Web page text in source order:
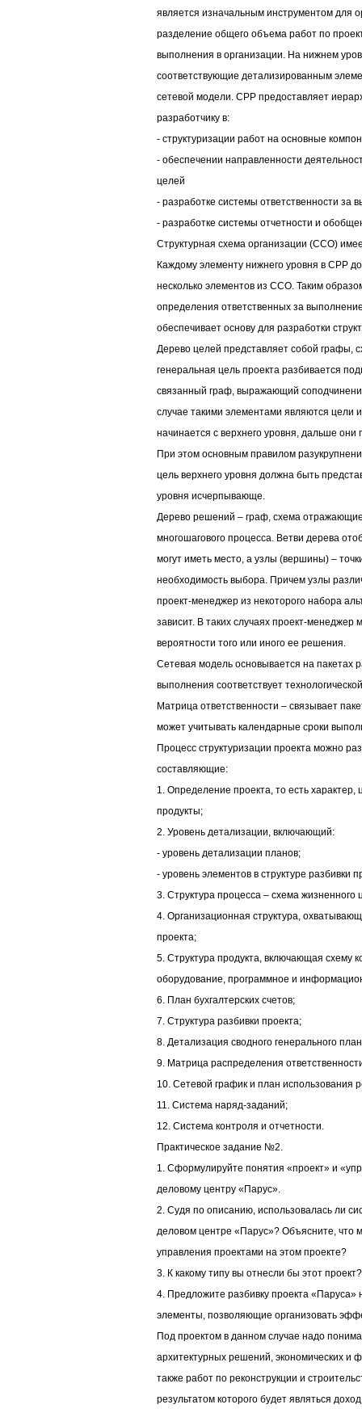
является изначальным инструментом для
разделение общего объема работ по
выполнения в организации. На нижнем
соответствующие детализированным
сетевой модели. СРР предоставляет
разработчику в:
- структуризации работ на основные
- обеспечении направленности
целей
- разработке системы ответственности за
- разработке системы отчетности и
Структурная схема организации (ССО)
Каждому элементу нижнего уровня в СРР
несколько элементов из ССО. Таким
определения ответственных за
обеспечивает основу для разработки
Дерево целей представляет собой графы,
генеральная цель проекта разбивается
связанный граф, выражающий
случае такими элементами являются цели
начинается с верхнего уровня, дальше они
При этом основным правилом
цель верхнего уровня должна быть
уровня исчерпывающе.
Дерево решений – граф, схема отражающие
многошагового процесса. Ветви дерева
могут иметь место, а узлы (вершины) –
необходимость выбора. Причем узлы
проект-менеджер из некоторого набора
зависит. В таких случаях проект-менеджер
вероятности того или иного ее решения.
Сетевая модель основывается на пакетах
выполнения соответствует
Матрица ответственности – связывает
может учитывать календарные сроки
Процесс структуризации проекта можно
составляющие:
1. Определение проекта, то есть
продукты;
2. Уровень детализации, включающий:
- уровень детализации планов;
- уровень элементов в структуре разбивки
3. Структура процесса – схема жизненного
4. Организационная структура,
проекта;
5. Структура продукта, включающая схему
оборудование, программное и
6. План бухгалтерских счетов;
7. Структура разбивки проекта;
8. Детализация сводного генерального
9. Матрица распределения
10. Сетевой график и план использования
11. Система наряд-заданий;
12. Система контроля и отчетности.
Практическое задание №2.
1. Сформулируйте понятия «проект» и
деловому центру «Парус».
2. Судя по описанию, использовалась ли
деловом центре «Парус»? Объясните, что
управления проектами на этом проекте?
3. К какому типу вы отнесли бы этот проект?
4. Предложите разбивку проекта
элементы, позволяющие организовать
Под проектом в данном случае надо
архитектурных решений, экономических и
также работ по реконструкции и
результатом которого будет являться